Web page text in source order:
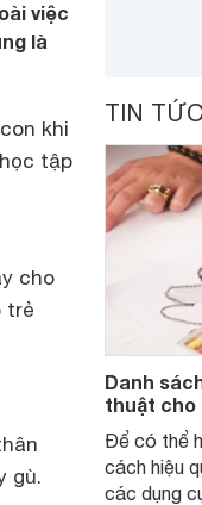
việc
là
khi
tập
cho
trẻ
gù.
TIN
Danh
thuật cho
Để có thể
cách hiệu
các dụng